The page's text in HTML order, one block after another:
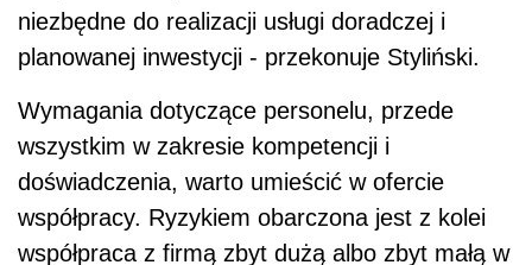
niezbędne do realizacji usługi doradczej i
planowanej inwestycji - przekonuje Styliński.
Wymagania dotyczące personelu, przede
wszystkim w zakresie kompetencji i
doświadczenia, warto umieścić w ofercie
współpracy. Ryzykiem obarczona jest z kolei
współpraca z firmą zbyt dużą albo zbyt małą w